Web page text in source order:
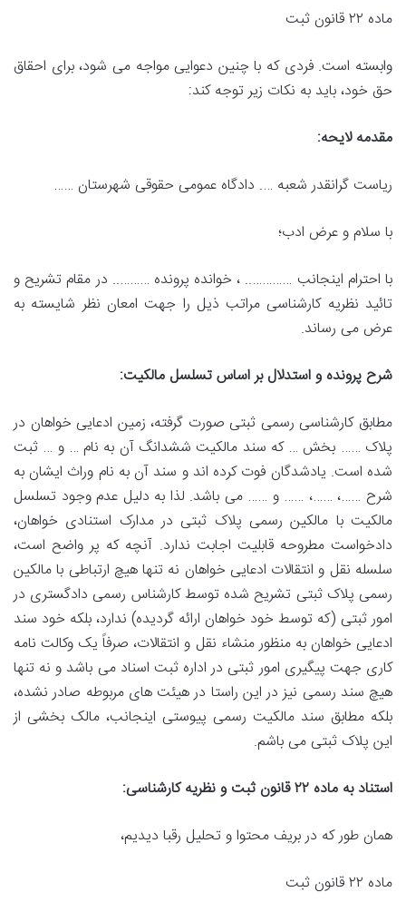
ماده ۲۲ قانون ثبت
وابسته است. فردی که با چنین دعوایی مواجه می شود، برای احقاق
حق خود، باید به نکات زیر توجه کند:
مقدمه لایحه:
ریاست گرانقدر شعبه …. دادگاه عمومی حقوقی شهرستان ……
با سلام و عرض ادب؛
با احترام اینجانب ………….. ، خوانده پرونده ……….. در مقام تشریح و
تائید نظریه کارشناسی مراتب ذیل را جهت امعان نظر شایسته به
عرض می رساند.
شرح پرونده و استدلال بر اساس تسلسل مالکیت:
مطابق کارشناسی رسمی ثبتی صورت گرفته، زمین ادعایی خواهان در
پلاک …… بخش … که سند مالکیت ششدانگ آن به نام … و … ثبت
شده است. یادشدگان فوت کرده اند و سند آن به نام وراث ایشان به
شرح ……، ……، …… و …… می باشد. لذا به دلیل عدم وجود تسلسل
مالکیت با مالکین رسمی پلاک ثبتی در مدارک استنادی خواهان،
دادخواست مطروحه قابلیت اجابت ندارد. آنچه که پر واضح است،
سلسله نقل و انتقالات ادعایی خواهان نه تنها هیچ ارتباطی با مالکین
رسمی پلاک ثبتی تشریح شده توسط کارشناس رسمی دادگستری در
امور ثبتی (که توسط خود خواهان ارائه گردیده) ندارد، بلکه خود سند
ادعایی خواهان به منظور منشاء نقل و انتقالات، صرفاً یک وکالت نامه
کاری جهت پیگیری امور ثبتی در اداره ثبت اسناد می باشد و نه تنها
هیچ سند رسمی نیز در این راستا در هیئت های مربوطه صادر نشده،
بلکه مطابق سند مالکیت رسمی پیوستی اینجانب، مالک بخشی از
این پلاک ثبتی می باشم.
استناد به ماده ۲۲ قانون ثبت و نظریه کارشناسی:
همان طور که در بریف محتوا و تحلیل رقبا دیدیم،
ماده ۲۲ قانون ثبت